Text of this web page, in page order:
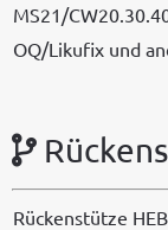
MS21/
OQ/Likufix und
Rück­en­stütze